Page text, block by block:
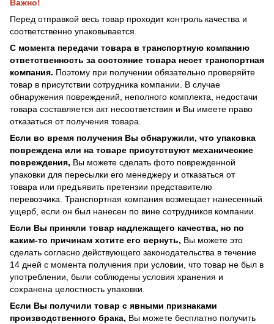
Важно!
Перед отправкой весь товар проходит контроль качества и
соответственно упаковывается.
С момента передачи товара в транспортную компанию
ответственность за состояние товара несет транспортная
компания. Поэтому при получении обязательно проверяйте
товар в присутствии сотрудника компании. В случае
обнаружения повреждений, неполного комплекта, недостачи
товара составляется акт несоответствия и Вы имеете право
отказаться от получения товара.
Если во время получения Вы обнаружили, что упаковка
повреждена или на товаре присутствуют механические
повреждения, Вы можете сделать фото поврежденной
упаковки для пересылки его менеджеру и отказаться от
товара или предъявить претензии представителю
перевозчика. Транспортная компания возмещает нанесенный
ущерб, если он был нанесен по вине сотрудников компании.
Если Вы приняли товар надлежащего качества, но по
каким-то причинам хотите его вернуть, Вы можете это
сделать согласно действующего законодательства в течение
14 дней с момента получения при условии, что товар не был в
употреблении, были соблюдены условия хранения и
сохранена целостность упаковки.
Если Вы получили товар с явными признаками
производственного брака, Вы можете бесплатно получить